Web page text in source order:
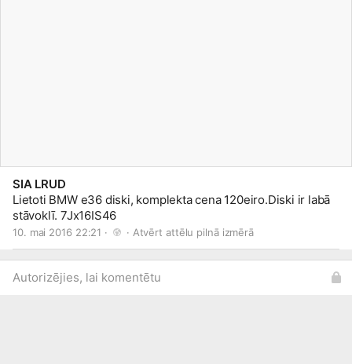
SIA LRUD
Lietoti BMW e36 diski, komplekta cena 120eiro.Diski ir labā
stāvoklī. 7Jx16IS46
10. mai 2016 22:21 · · Atvērt attēlu pilnā izmērā
Autorizējies, lai komentētu